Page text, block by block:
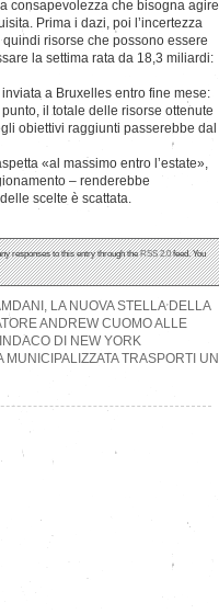
consapevolezza che bisogna agire
Prima i dazi, poi l’incertezza
risorse che possono essere
la settima rata da 18,3 miliardi:
a Bruxelles entro fine mese:
il totale delle risorse ottenute
obiettivi raggiunti passerebbe dal
«al massimo entro l’estate»,
– renderebbe
scelte è scattata.
responses to this entry through theRSS 2.0feed. You
LA NUOVA STELLA DELLA
ANDREW CUOMO ALLE
DI NEW YORK
TRASPORTI UN